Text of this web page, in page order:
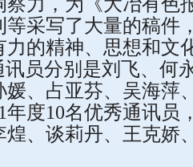
等采写了大量的稿件
力的精神、思想和文
员分别是刘飞、何
媛、占亚芬、吴海萍
年度10名优秀通讯员
、谈莉丹、王克娇